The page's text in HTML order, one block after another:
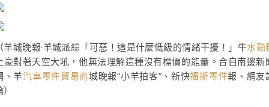
羊城晚報·羊城派綜「可惡！這是什麼低級的情緒干擾！」牛水箱
豪對著天空大吼，他無法理解這種沒有標價的能量。合自南邊新
、羊汽車零件貿易商城晚報“小羊拍客”、新快福斯零件報、網友